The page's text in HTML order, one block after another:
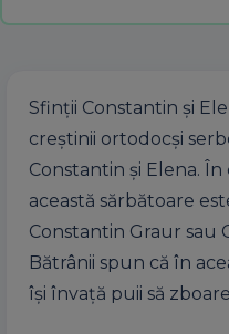
Sfinții Constantin și
creștinii ortodocși
Constantin și Elena.
această sărbătoare
Constantin Graur sau
Bătrânii spun că în
își învață puii să